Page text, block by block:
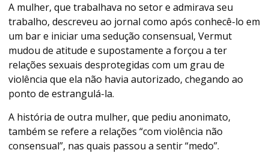
A mulher, que trabalhava no setor e admirava seu
trabalho, descreveu ao jornal como após conhecê-lo em
um bar e iniciar uma sedução consensual, Vermut
mudou de atitude e supostamente a forçou a ter
relações sexuais desprotegidas com um grau de
violência que ela não havia autorizado, chegando ao
ponto de estrangulá-la.
A história de outra mulher, que pediu anonimato,
também se refere a relações “com violência não
consensual”, nas quais passou a sentir “medo”.